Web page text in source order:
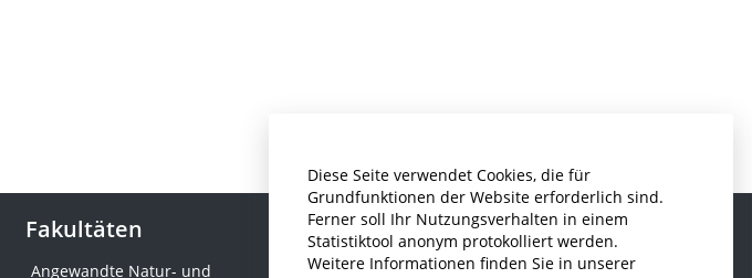
Diese Seite verwendet Cookies, die für
Grundfunktionen der Website erforderlich sind.
Ferner soll Ihr Nutzungsverhalten in einem
Statistiktool anonym protokolliert werden.
Weitere Informationen finden Sie in unserer
Fakultäten
Angewandte Natur- und Informatik und Wirtschaftsinformatik